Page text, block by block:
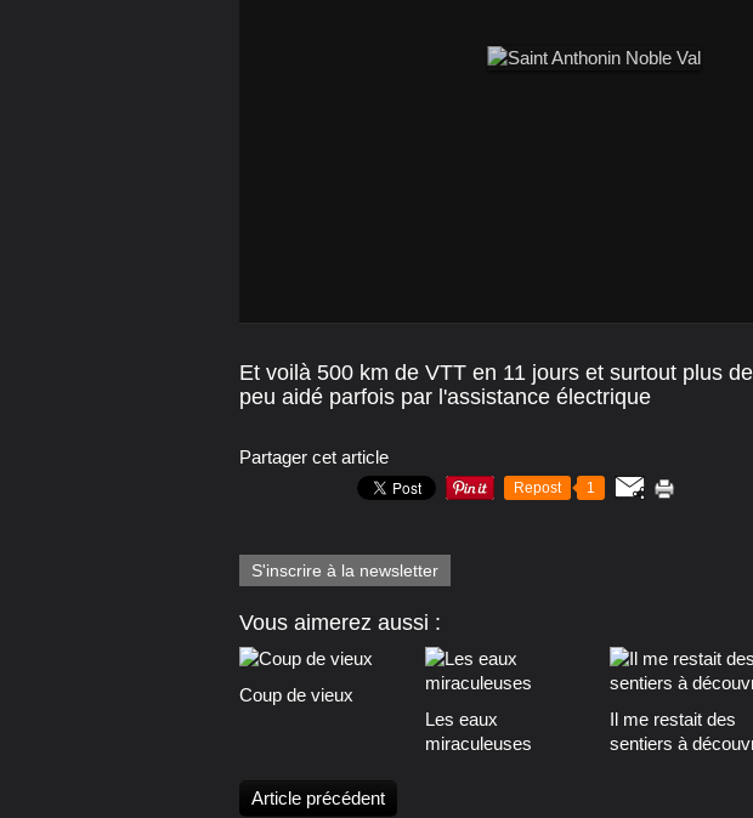
Et voilà 500 km de VTT en 11 jours et surtout plus
peu aidé parfois par l'assistance électrique
Partager cet article
Repost 1
S'inscrire à la newsletter
Vous aimerez aussi :
Coup de vieux
Les eaux
miraculeuses
Il me restait des
sentiers à
Article précédent